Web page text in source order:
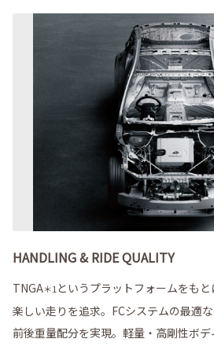
HANDLING & RIDE QUALITY
TNGA＊1 というプラットフォームをも
楽しい走りを追求。FCシステムの最適
前後重量配分を実現。軽量・高剛性ボ